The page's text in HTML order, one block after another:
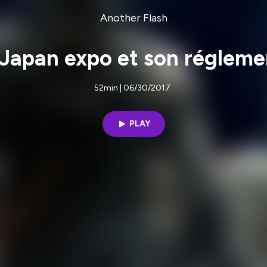
Another Flash
expo et son
52min | 06/30/2017
PLAY